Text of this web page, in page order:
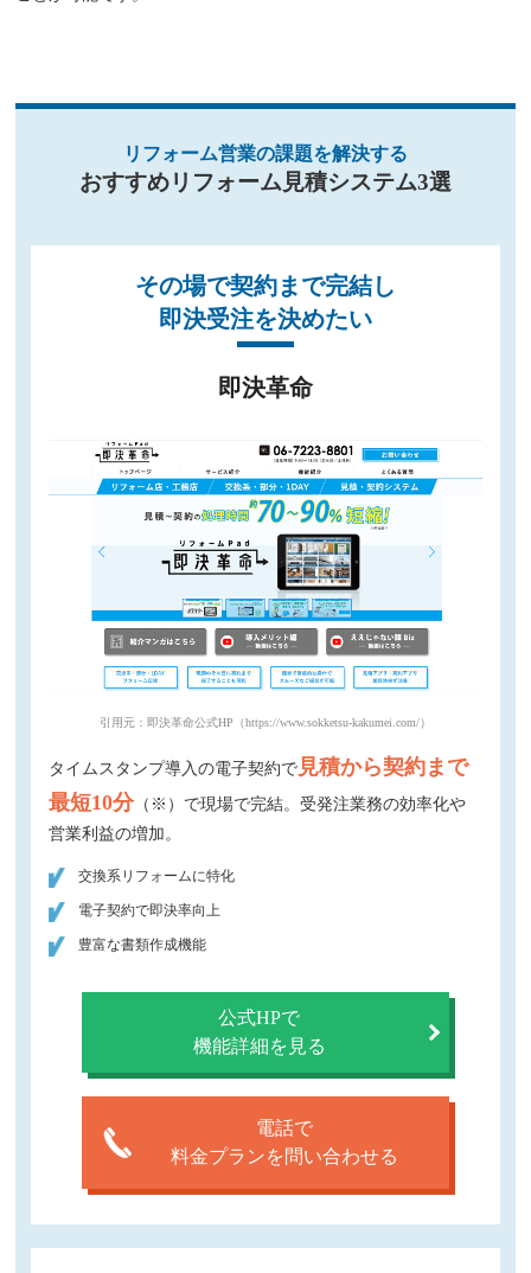
リフォーム営業の課題を解決する
おすすめリフォーム見積システム3選
その場で契約まで完結し
即決受注を決めたい
即決革命
引用元：即決革命公式HP（https://www.sokketsu-kakumei.com/）
タイムスタンプ導入の電子契約で 見積から契約まで
最短10分（※）で現場で完結。受発注業務の効率化や
営業利益の増加。
交換系リフォームに特化
電子契約で即決率向上
豊富な書類作成機能
公式HPで
機能詳細を見る
電話で
料金プランを問い合わせる